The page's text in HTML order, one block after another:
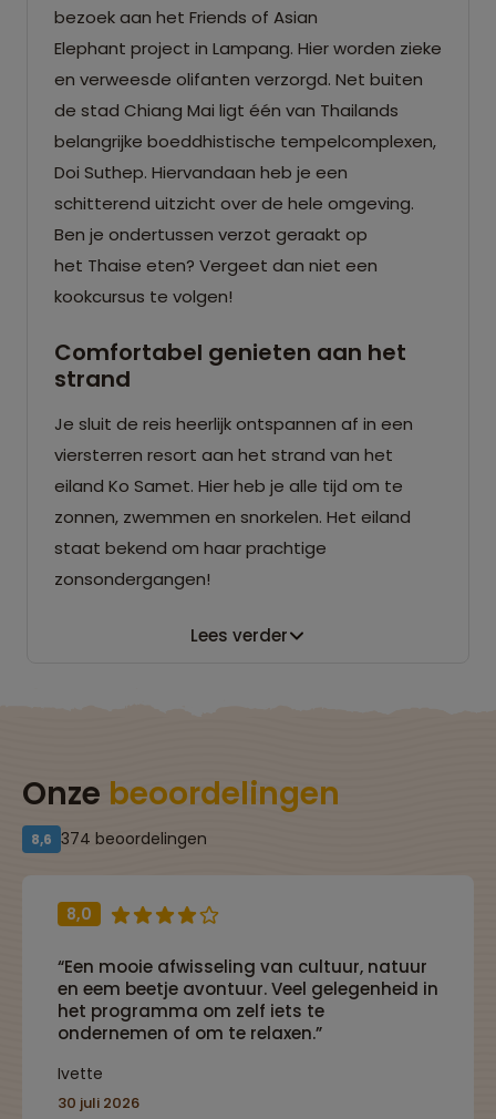
bezoek aan het Friends of Asian
Elephant project in Lampang. Hier worden zieke
en verweesde olifanten verzorgd. Net buiten
de stad Chiang Mai ligt één van Thailands
belangrijke boeddhistische tempelcomplexen,
Doi Suthep. Hiervandaan heb je een
schitterend uitzicht over de hele omgeving.
Ben je ondertussen verzot geraakt op
het Thaise eten? Vergeet dan niet een
kookcursus te volgen!
Comfortabel genieten aan het
strand
Je sluit de reis heerlijk ontspannen af in een
viersterren resort aan het strand van het
eiland Ko Samet. Hier heb je alle tijd om te
zonnen, zwemmen en snorkelen. Het eiland
staat bekend om haar prachtige
zonsondergangen!
Lees verder
Onze beoordelingen
8,6 374 beoordelingen
8,0
“Een mooie afwisseling van cultuur, natuur
en eem beetje avontuur. Veel gelegenheid in
het programma om zelf iets te
ondernemen of om te relaxen.”
Ivette
30 juli 2026